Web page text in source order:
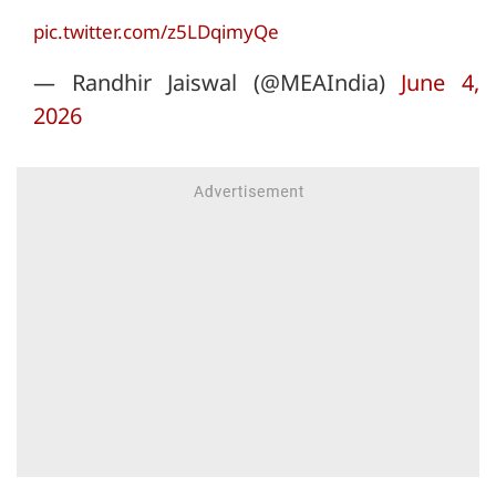
pic.twitter.com/z5LDqimyQe
— Randhir Jaiswal (@MEAIndia) June 4,
2026